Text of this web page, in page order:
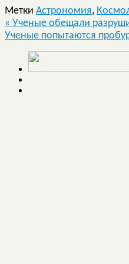
Метки Астрономия,
« Ученые обещали
Ученые попытаются